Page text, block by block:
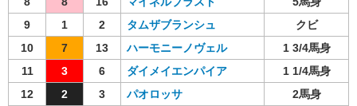
9
1 2 タムザブランシュ
クビ
10
7 13 ハーモニーノヴェル
1 3/4馬身
11
3 6 ダイメイエンパイア
1 1/4馬身
12
2 3 パオロッサ
2馬身